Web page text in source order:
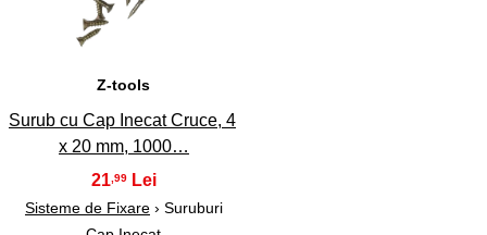
Z-tools
Surub cu Cap Inecat Cruce, 4
x 20 mm, 1000…
21,99
Sisteme de Fixare› Suruburi